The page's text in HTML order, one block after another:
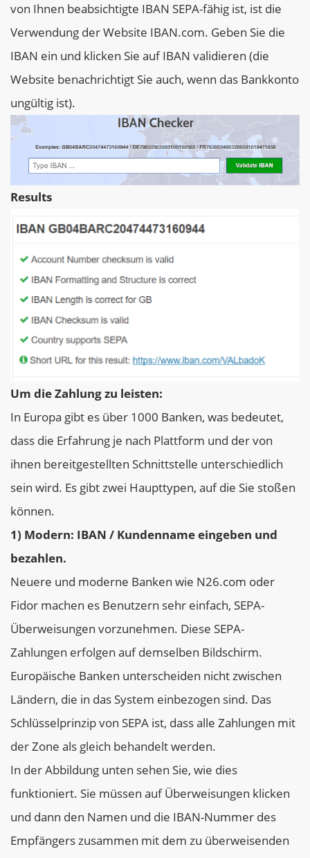
von Ihnen beabsichtigte IBAN SEPA-fähig ist, ist die
Verwendung der Website IBAN.com. Geben Sie die
IBAN ein und klicken Sie auf IBAN validieren (die
Website benachrichtigt Sie auch, wenn das Bankkonto
ungültig ist).
Results
Um die Zahlung zu leisten:
In Europa gibt es über 1000 Banken, was bedeutet,
dass die Erfahrung je nach Plattform und der von
ihnen bereitgestellten Schnittstelle unterschiedlich
sein wird. Es gibt zwei Haupttypen, auf die Sie stoßen
können.
1) Modern: IBAN / Kundenname eingeben und
bezahlen.
Neuere und moderne Banken wie N26.com oder
Fidor machen es Benutzern sehr einfach, SEPA-
Überweisungen vorzunehmen. Diese SEPA-
Zahlungen erfolgen auf demselben Bildschirm.
Europäische Banken unterscheiden nicht zwischen
Ländern, die in das System einbezogen sind. Das
Schlüsselprinzip von SEPA ist, dass alle Zahlungen mit
der Zone als gleich behandelt werden.
In der Abbildung unten sehen Sie, wie dies
funktioniert. Sie müssen auf Überweisungen klicken
und dann den Namen und die IBAN-Nummer des
Empfängers zusammen mit dem zu überweisenden